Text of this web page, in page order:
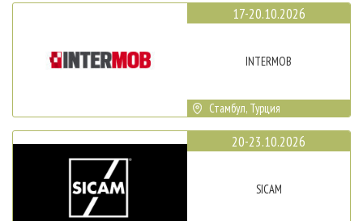
17-20.10.2026
INTERMOB
Стамбул, Турция
20-23.10.2026
SICAM